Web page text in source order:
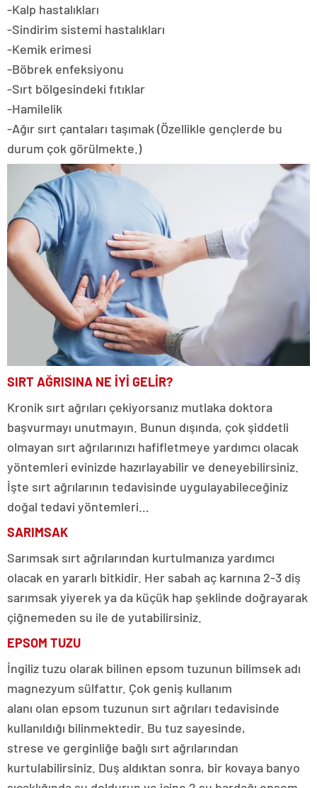
-Kalp hastalıkları
-Sindirim sistemi hastalıkları
-Kemik erimesi
-Böbrek enfeksiyonu
-Sırt bölgesindeki fıtıklar
-Hamilelik
-Ağır sırt çantaları taşımak (Özellikle gençlerde bu
durum çok görülmekte.)
SIRT AĞRISINA NE İYİ GELİR?
Kronik sırt ağrıları çekiyorsanız mutlaka doktora
başvurmayı unutmayın. Bunun dışında, çok şiddetli
olmayan sırt ağrılarınızı hafifletmeye yardımcı olacak
yöntemleri evinizde hazırlayabilir ve deneyebilirsiniz.
İşte sırt ağrılarının tedavisinde uygulayabileceğiniz
doğal tedavi yöntemleri…
SARIMSAK
Sarımsak sırt ağrılarından kurtulmanıza yardımcı
olacak en yararlı bitkidir. Her sabah aç karnına 2-3 diş
sarımsak yiyerek ya da küçük hap şeklinde doğrayarak
çiğnemeden su ile de yutabilirsiniz.
EPSOM TUZU
İngiliz tuzu olarak bilinen epsom tuzunun bilimsek adı
magnezyum sülfattır. Çok geniş kullanım
alanı olan epsom tuzunun sırt ağrıları tedavisinde
kullanıldığı bilinmektedir. Bu tuz sayesinde,
strese ve gerginliğe bağlı sırt ağrılarından
kurtulabilirsiniz. Duş aldıktan sonra, bir kovaya banyo